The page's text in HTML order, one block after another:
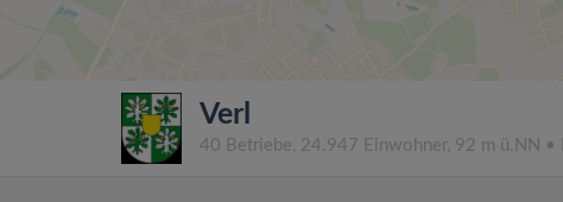
Verl
40 Betriebe, 24.947 Einwohner, 92 m ü.NN •